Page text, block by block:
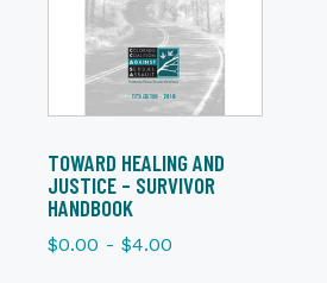
TOWARD HEALING AND
JUSTICE – SURVIVOR
HANDBOOK
$0.00 - $4.00